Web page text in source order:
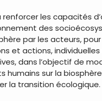
renforcer les capacités
des
par les acteurs,
et actions,
dans l’objectif de
humains sur la
la transition écologique.